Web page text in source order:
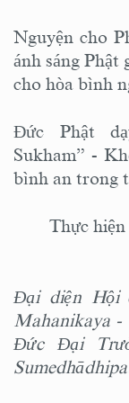
Nguyện cho
ánh sáng Phật
cho hòa bình
Đức Phật
Sukham” -
bình an trong
Thực hiện
Đại diện Hội
Mahanikaya -
Đức Đại